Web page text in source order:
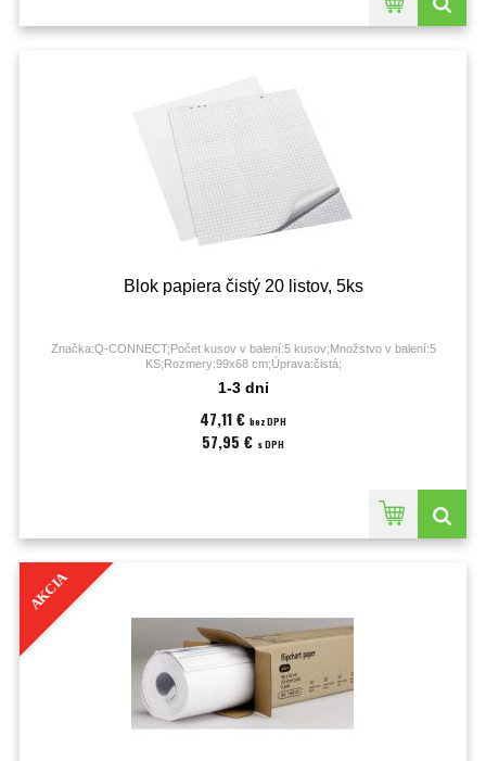
Blok papiera čistý 20 listov, 5ks
Značka:Q-CONNECT;Počet kusov v balení:5 kusov;Množstvo v balení:5
KS;Rozmery:99x68 cm;Úprava:čistá;
1-3 dni
47,11 € bez DPH
57,95 € s DPH
AKCIA